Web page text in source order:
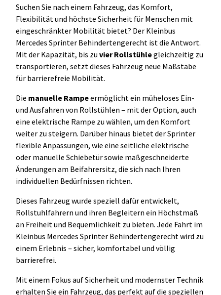
Suchen Sie nach einem Fahrzeug, das Komfort,
Flexibilität und höchste Sicherheit für Menschen mit
eingeschränkter Mobilität bietet? Der Kleinbus
Mercedes Sprinter Behindertengerecht ist die Antwort.
Mit der Kapazität, bis zu vier Rollstühlegleichzeitig zu
transportieren, setzt dieses Fahrzeug neue Maßstäbe
für barrierefreie Mobilität.
Die manuelle Rampeermöglicht ein müheloses Ein-
und Ausfahren von Rollstühlen – mit der Option, auch
eine elektrische Rampe zu wählen, um den Komfort
weiter zu steigern. Darüber hinaus bietet der Sprinter
flexible Anpassungen, wie eine seitliche elektrische
oder manuelle Schiebetür sowie maßgeschneiderte
Änderungen am Beifahrersitz, die sich nach Ihren
individuellen Bedürfnissen richten.
Dieses Fahrzeug wurde speziell dafür entwickelt,
Rollstuhlfahrern und ihren Begleitern ein Höchstmaß
an Freiheit und Bequemlichkeit zu bieten. Jede Fahrt im
Kleinbus Mercedes Sprinter Behindertengerecht wird zu
einem Erlebnis – sicher, komfortabel und völlig
barrierefrei.
Mit einem Fokus auf Sicherheit und modernster Technik
erhalten Sie ein Fahrzeug, das perfekt auf die speziellen